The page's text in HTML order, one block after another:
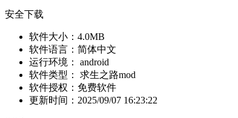
安全下载
软件大小： 4.0MB
软件语言： 简体中文
运行环境： android
软件类型： 求生之路mod
软件授权： 免费软件
更新时间： 2025/09/07 16:23:22